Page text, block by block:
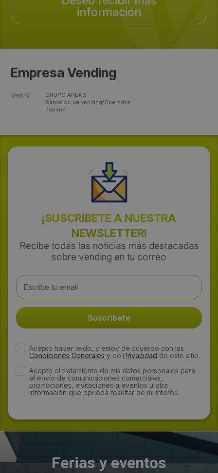
información
Empresa Vending
GRUPO AREAS
Servicios de vending/Operador
España
¡SUSCRÍBETE A NUESTRA
NEWSLETTER!
Recibe todas las noticias más destacadas
sobre vending en tu correo
Acepto haber leído, y estoy de acuerdo con las
Condiciones Generales y de Privacidad de este sitio.
Acepto el tratamiento de mis datos personales para
el envío de comunicaciones comerciales,
promociones, invitaciones a eventos u otra
información que opueda resultar de mi interés.
Ferias y eventos